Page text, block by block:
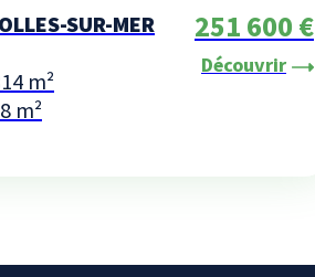
SUR-MER
m²
m²
251 600 €
Découvrir